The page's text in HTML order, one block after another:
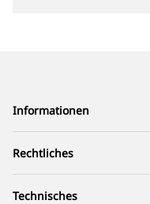
Informationen
Rechtliches
Technisches